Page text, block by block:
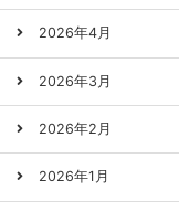
2026年4月
2026年3月
2026年2月
2026年1月